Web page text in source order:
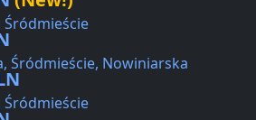
Śródmieście
Śródmieście, Nowiniarska
Śródmieście